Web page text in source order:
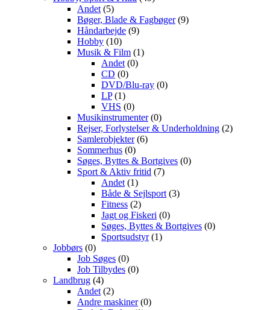
Andet (5)
Bøger, Blade & Fagbøger(9)
Håndarbejde (9)
Hobby (10)
Musik & Film (1)
Andet (0)
CD (0)
DVD/Blu-ray (0)
LP(1)
VHS (0)
Musikinstrumenter(0)
Rejser, Forlystelser & Underholdning (2)
Samlerobjekter(6)
Sommerhus (0)
Søges, Byttes & Bortgives (0)
Sport & Aktiv fritid (7)
Andet (1)
Både & Sejlsport (3)
Fitness (2)
Jagt og Fiskeri (0)
Søges, Byttes & Bortgives (0)
Sportsudstyr(1)
Jobbørs (0)
Job Søges (0)
Job Tilbydes (0)
Landbrug (4)
Andet (2)
Andre maskiner(0)